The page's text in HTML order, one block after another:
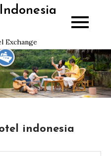
Exchange
indonesia